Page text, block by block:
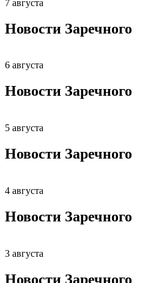
7 августа
Новости Заречного
6 августа
Новости Заречного
5 августа
Новости Заречного
4 августа
Новости Заречного
3 августа
Новости Заречного